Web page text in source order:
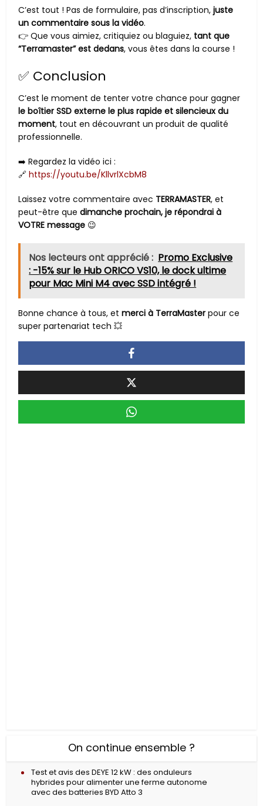
C’est tout ! Pas de formulaire, pas d’inscription,juste
un commentaire sous la vidéo.
👉 Que vous aimiez, critiquiez ou blaguiez, tant que
“Terramaster” est dedans, vous êtes dans la course !
✅ Conclusion
C’est le moment de tenter votre chance pour gagner
le boîtier SSD externe le plus rapide et silencieux du
moment, tout en découvrant un produit de qualité
professionnelle.
➡️ Regardez la vidéo ici :
🔗https://youtu.be/KllvrlXcbM8
Laissez votre commentaire avec TERRAMASTER, et
peut-être quedimanche prochain, je répondrai à
VOTRE message 😉
Nos lecteurs ont apprécié : Promo Exclusive
: -15% sur le Hub ORICO VS10, le dock ultime
pour Mac Mini M4 avec SSD intégré !
Bonne chance à tous, etmerci à TerraMasterpour ce
super partenariat tech 💥
On continue ensemble ?
Test et avis des DEYE 12 kW : des onduleurs
hybrides pour alimenter une ferme autonome
avec des batteries BYD Atto 3